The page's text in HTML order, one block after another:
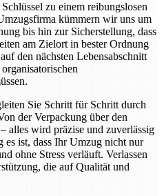
zu einem reibungslosen
kümmern wir uns um
bis hin zur Sicherstellung, dass
am Zielort in bester Ordnung
den nächsten Lebensabschnitt
Sie Schritt für Schritt durch
der Verpackung über den
alles wird präzise und zuverlässig
ist, dass Ihr Umzug nicht nur
ohne Stress verläuft. Verlassen
die auf Qualität und